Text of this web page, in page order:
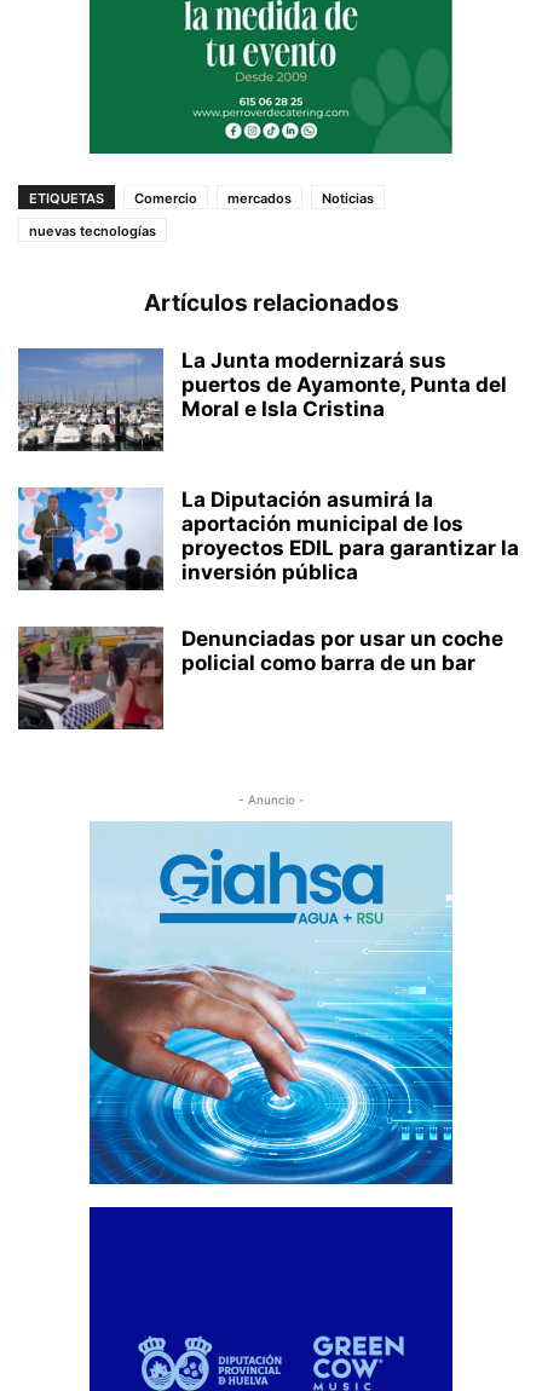
ETIQUETAS Comercio mercados
Noticias
nuevas tecnologías
Artículos relacionados
La Junta modernizará sus
puertos de Ayamonte, Punta del
Moral e Isla Cristina
La Diputación asumirá la
aportación municipal de los
proyectos EDIL para garantizar la
inversión pública
Denunciadas por usar un coche
policial como barra de un bar
- Anuncio -